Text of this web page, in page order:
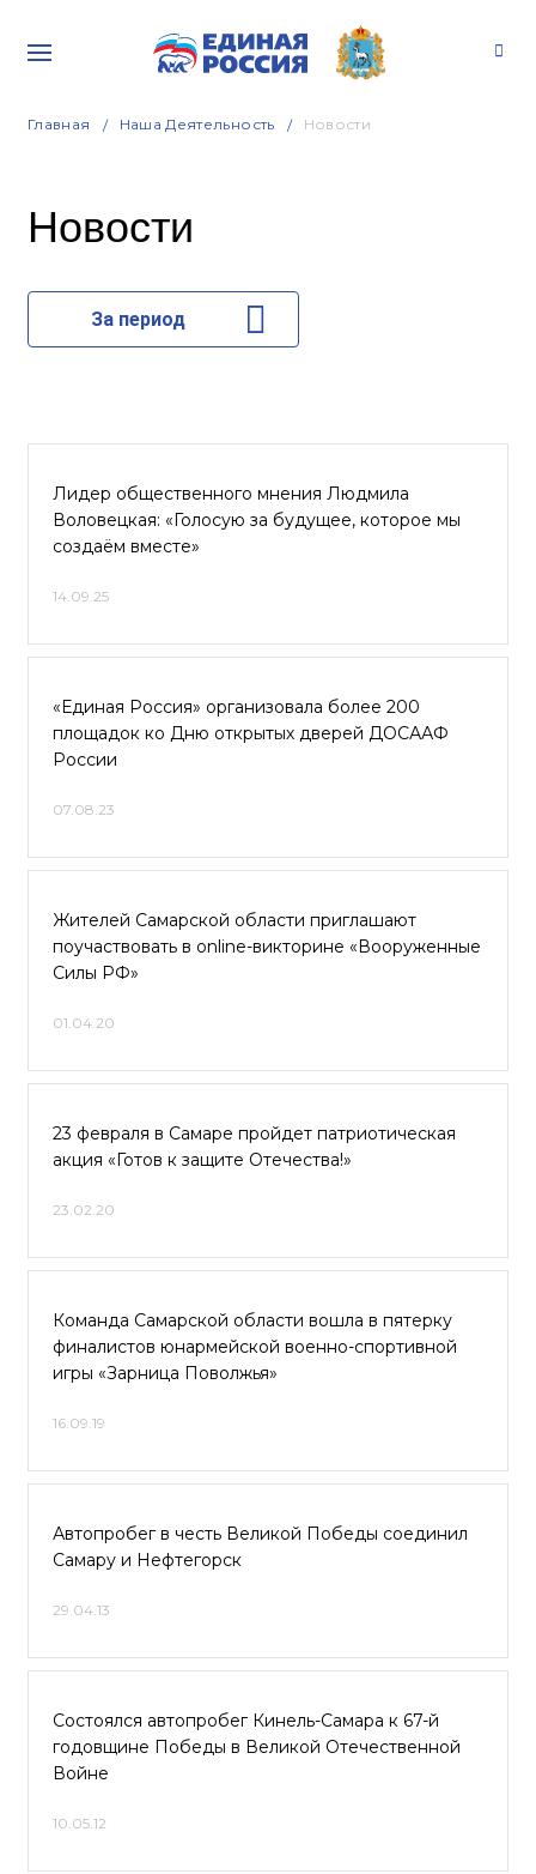
Главная Наша Деятельность Новости
Новости
За период
Лидер общественного мнения Людмила
Воловецкая: «Голосую за будущее, которое мы
создаём вместе»
14.09.25
«Единая Россия» организовала более 200
площадок ко Дню открытых дверей ДОСААФ
России
07.08.23
Жителей Самарской области приглашают
поучаствовать в online-викторине «Вооруженные
Силы РФ»
01.04.20
23 февраля в Самаре пройдет патриотическая
акция «Готов к защите Отечества!»
23.02.20
Команда Самарской области вошла в пятерку
финалистов юнармейской военно-спортивной
игры «Зарница Поволжья»
16.09.19
Автопробег в честь Великой Победы соединил
Самару и Нефтегорск
29.04.13
Состоялся автопробег Кинель-Самара к 67-й
годовщине Победы в Великой Отечественной
Войне
10.05.12